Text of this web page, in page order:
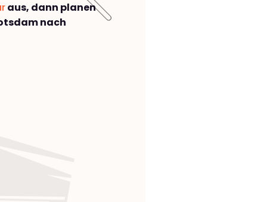
aus, dann planen
nach